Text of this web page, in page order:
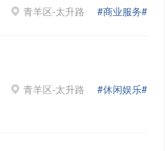
青羊区-太升路 #商业服务#
青羊区-太升路 #休闲娱乐#